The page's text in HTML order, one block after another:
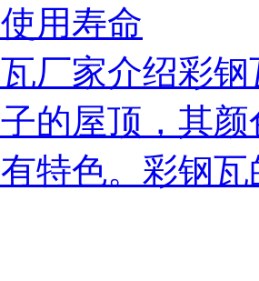
用寿命
厂家介绍彩
的屋顶，其
特色。彩钢